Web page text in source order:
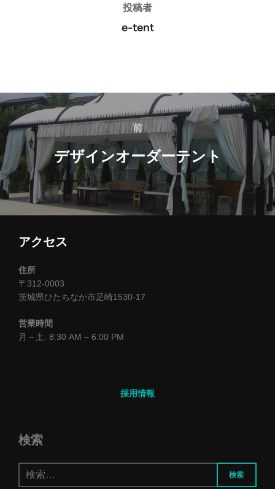
投稿者
e-tent
投
稿
ナ
ビ
ゲ
前
前
デザインオーダーテント
アクセス
住所
〒312-0003
茨城県ひたちなか市足崎1530-17
営業時間
月～土: 8:30 AM – 6:00 PM
採用情報
検索
検索